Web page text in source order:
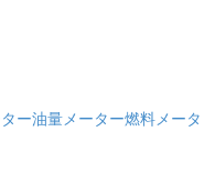
ー油量メーター燃料メータ